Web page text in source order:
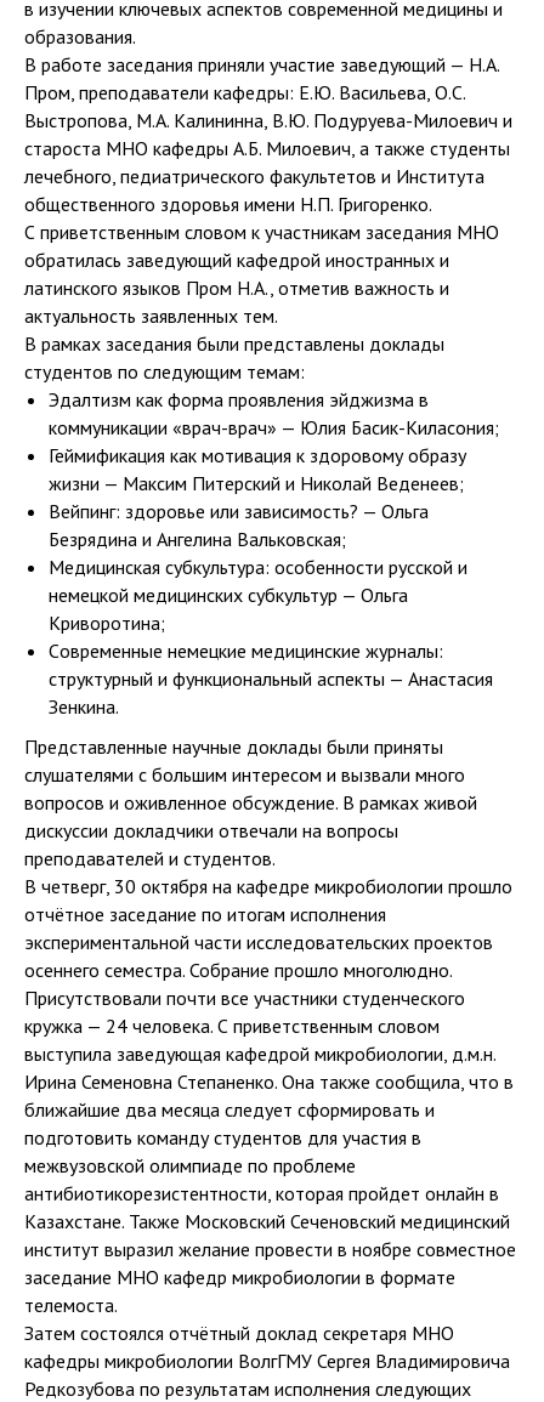
в изучении ключевых аспектов современной медицины и
образования.
В работе заседания приняли участие заведующий — Н.А.
Пром, преподаватели кафедры: Е.Ю. Васильева, О.С.
Выстропова, М.А. Калининна, В.Ю. Подуруева-Милоевич и
староста МНО кафедры А.Б. Милоевич, а также студенты
лечебного, педиатрического факультетов и Института
общественного здоровья имени Н.П. Григоренко.
С приветственным словом к участникам заседания МНО
обратилась заведующий кафедрой иностранных и
латинского языков Пром Н.А., отметив важность и
актуальность заявленных тем.
В рамках заседания были представлены доклады
студентов по следующим темам:
Эдалтизм как форма проявления эйджизма в
коммуникации «врач-врач» — Юлия Басик-Киласония;
Геймификация как мотивация к здоровому образу
жизни — Максим Питерский и Николай Веденеев;
Вейпинг: здоровье или зависимость? — Ольга
Безрядина и Ангелина Вальковская;
Медицинская субкультура: особенности русской и
немецкой медицинских субкультур — Ольга
Криворотина;
Cовременные немецкие медицинские журналы:
структурный и функциональный аспекты — Анастасия
Зенкина.
Представленные научные доклады были приняты
слушателями с большим интересом и вызвали много
вопросов и оживленное обсуждение. В рамках живой
дискуссии докладчики отвечали на вопросы
преподавателей и студентов.
В четверг, 30 октября на кафедре микробиологии прошло
отчётное заседание по итогам исполнения
экспериментальной части исследовательских проектов
осеннего семестра. Собрание прошло многолюдно.
Присутствовали почти все участники студенческого
кружка — 24 человека. С приветственным словом
выступила заведующая кафедрой микробиологии, д.м.н.
Ирина Семеновна Степаненко. Она также сообщила, что в
ближайшие два месяца следует сформировать и
подготовить команду студентов для участия в
межвузовской олимпиаде по проблеме
антибиотикорезистентности, которая пройдет онлайн в
Казахстане. Также Московский Сеченовский медицинский
институт выразил желание провести в ноябре совместное
заседание МНО кафедр микробиологии в формате
телемоста.
Затем состоялся отчётный доклад секретаря МНО
кафедры микробиологии ВолгГМУ Сергея Владимировича
Редкозубова по результатам исполнения следующих